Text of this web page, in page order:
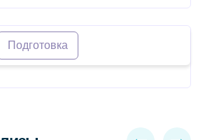
Подготовка